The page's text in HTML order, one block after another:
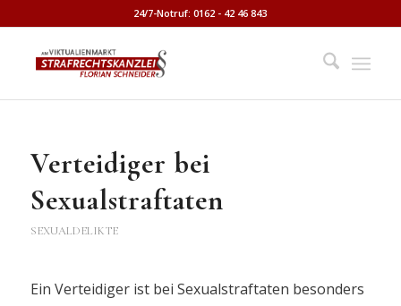
24/7-Notruf: 0162 - 42 46 843
Verteidiger bei
Sexualstraftaten
SEXUALDELIKTE
Ein Verteidiger ist bei Sexualstraftaten besonders